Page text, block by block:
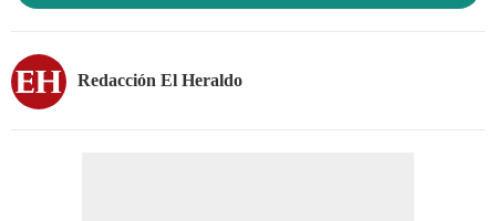
Redacción El Heraldo